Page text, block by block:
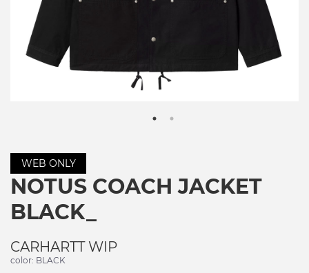
WEB ONLY
NOTUS COACH JACKET
BLACK_
CARHARTT WIP
color: BLACK